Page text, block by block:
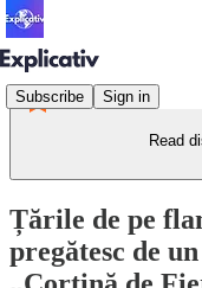
Subscribe Sign in
Read
Țările de pe
pregătesc de